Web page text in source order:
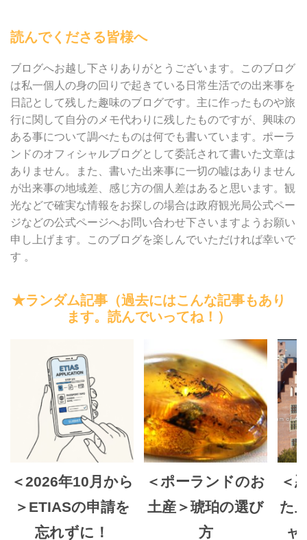
読んでくださる皆様へ
ブログへお越し下さりありがとうございます。このブログ
は私一個人の身の回りで起きている日常生活での出来事を
日記として残した趣味のブログです。主に作ったものや旅
行に関して自分のメモ代わりに残したものですが、興味の
ある事について調べたものは何でも書いています。ポーラ
ンドのオフィシャルブログとして委託されて書いた文章は
ありません。また、書いた出来事に一切の嘘はありません
が出来事の地域差、感じ方の個人差はあると思います。観
光などで確実な情報をお探しの場合は政府観光局公式ペー
ジなどの公式ページへお問い合わせ下さいますようお願い
申し上げます。このブログを楽しんでいただければ幸いで
す 。
★ランダム記事（過去にはこんな記事もあり
ます。読んでいってね！）
＜2026年10月から
＞ETIASの申請を
忘れずに！
＜ポーランドのお
土産＞琥珀の選び
方
＜
た
ャ